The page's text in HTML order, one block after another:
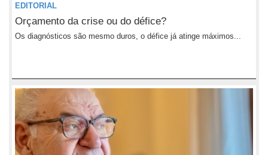
EDITORIAL
Orçamento da crise ou do défice?
Os diagnósticos são mesmo duros, o défice já atinge máximos...